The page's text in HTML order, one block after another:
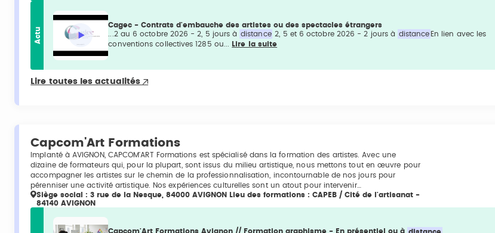
Actu
Cagec - Contrats d'embauche des artistes ou des spectacles étrangers
...2 au 6 octobre 2026 - 2, 5 jours à distance 2, 5 et 6 octobre 2026 - 2 jours à distance En lien avec les
conventions collectives 1285 ou...
Lire la suite
Lire toutes les actualités
Capcom'Art Formations
Implanté à AVIGNON, CAPCOM'ART Formations est spécialisé dans la formation des artistes. Avec une
dizaine de formateurs qui, pour la plupart, sont issus du milieu artistique, nous mettons tout en œuvre pour
accompagner les artistes sur le chemin de la professionnalisation, incontournable de nos jours pour
pérenniser une activité artistique. Nos expériences culturelles sont un atout pour intervenir…
Siège social : 3 rue de la Nesque, 84000 AVIGNON Lieu des formations : CAPEB / Cité de l'artisanat -
84140 AVIGNON
Capcom'Art Formations Avignon // Formation graphisme - En présentiel ou à distance